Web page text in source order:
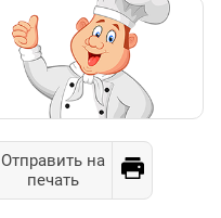
Отправить на
печать